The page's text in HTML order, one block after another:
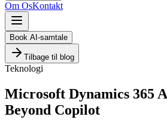
Om OsKontakt
Book AI-samtale
Tilbage til blog
Teknologi
Microsoft Dynamics 365
Beyond Copilot